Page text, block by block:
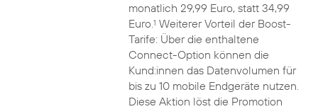
monatlich 29,99 Euro, statt 34,99
Euro.1 Weiterer Vorteil der Boost-
Tarife: Über die enthaltene
Connect-Option können die
Kund:innen das Datenvolumen für
bis zu 10 mobile Endgeräte nutzen.
Diese Aktion löst die Promotion